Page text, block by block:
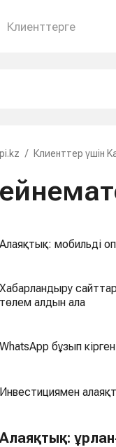
Клиенттерге
/ Клиенттер үшін
Алаяқтық: мобильді
Хабарландыру
төлем алдын ала
WhatsApp бұзып
Инвестициямен
Алаяқтық: